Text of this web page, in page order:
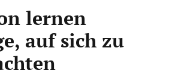
lernen
auf sich zu